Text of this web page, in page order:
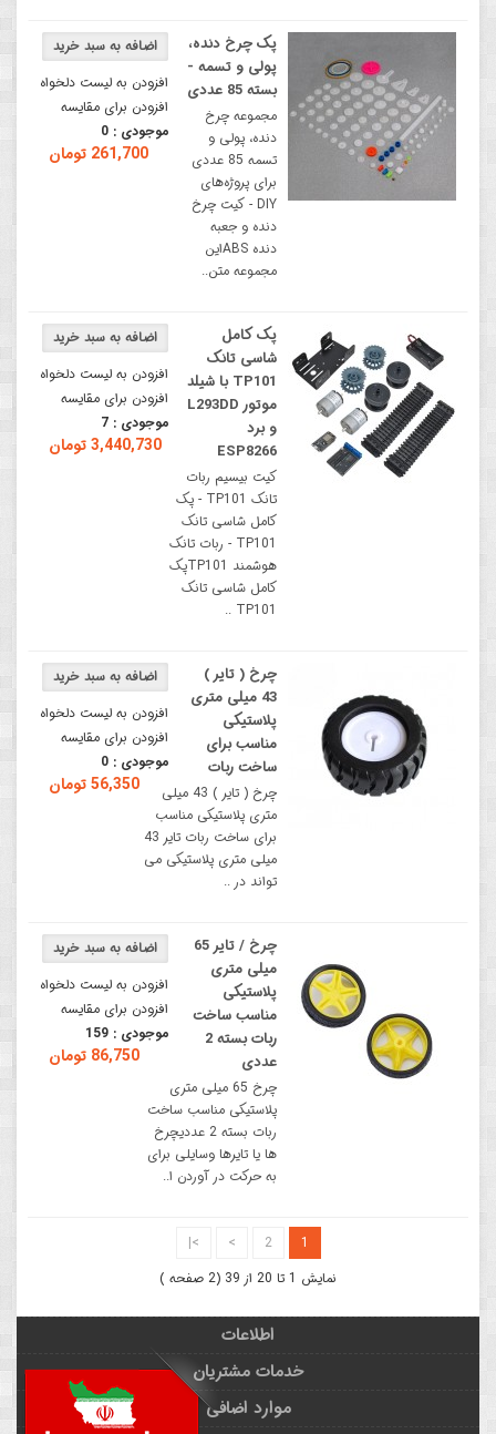
افزودن به لیست دلخواه
افزودن برای مقایسه
موجودی : 0
261,700 تومان
پک چرخ دنده،
پولی و تسمه -
بسته 85 عددی
مجموعه چرخ
دنده، پولی و
تسمه 85 عددی
برای پروژه‌های
DIY - کیت چرخ
دنده و جعبه
دنده ABSاین
مجموعه متن..
افزودن به لیست دلخواه
افزودن برای مقایسه
موجودی : 7
3,440,730 تومان
پک کامل
شاسی تانک
TP101 با شیلد
موتور L293DD
و برد
ESP8266
کیت بیسیم ربات
تانک TP101 - پک
کامل شاسی تانک
TP101 - ربات تانک
هوشمند TP101پک
کامل شاسی تانک
TP101 ..
افزودن به لیست دلخواه
افزودن برای مقایسه
موجودی : 0
56,350 تومان
چرخ ( تایر )
43 میلی متری
پلاستیکی
مناسب برای
ساخت ربات
چرخ ( تایر ) 43 میلی
متری پلاستیکی مناسب
برای ساخت ربات تایر 43
میلی متری پلاستیکی می
تواند در ..
افزودن به لیست دلخواه
افزودن برای مقایسه
موجودی : 159
86,750 تومان
چرخ / تایر 65
میلی متری
پلاستیکی
مناسب ساخت
ربات بسته 2
عددی
چرخ 65 میلی متری
پلاستیکی مناسب ساخت
ربات بسته 2 عددیچرخ
ها یا تایرها وسایلی برای
به حرکت در آوردن ا..
1
2
>
>|
نمایش 1 تا 20 از 39 (2 صفحه )
اطلاعات
خدمات مشتریان
موارد اضافی